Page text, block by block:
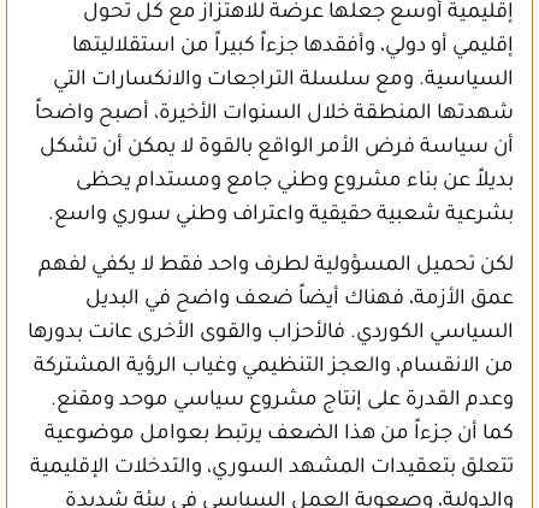
إقليمية أوسع جعلها عرضة للاهتزاز مع كل تحول
إقليمي أو دولي، وأفقدها جزءاً كبيراً من استقلاليتها
السياسية. ومع سلسلة التراجعات والانكسارات التي
شهدتها المنطقة خلال السنوات الأخيرة، أصبح واضحاً
أن سياسة فرض الأمر الواقع بالقوة لا يمكن أن تشكل
بديلاً عن بناء مشروع وطني جامع ومستدام يحظى
بشرعية شعبية حقيقية واعتراف وطني سوري واسع.
لكن تحميل المسؤولية لطرف واحد فقط لا يكفي لفهم
عمق الأزمة، فهناك أيضاً ضعف واضح في البديل
السياسي الكوردي. فالأحزاب والقوى الأخرى عانت بدورها
من الانقسام، والعجز التنظيمي وغياب الرؤية المشتركة
وعدم القدرة على إنتاج مشروع سياسي موحد ومقنع.
كما أن جزءاً من هذا الضعف يرتبط بعوامل موضوعية
تتعلق بتعقيدات المشهد السوري، والتدخلات الإقليمية
والدولية، وصعوبة العمل السياسي في بيئة شديدة